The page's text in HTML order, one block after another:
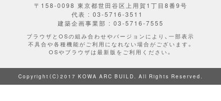
〒158-0098 東京都世田谷区上用賀1丁目8番9号
代表 : 03-5716-3511
建築企画事業部 : 03-5716-7555
ブラウザとOSの組み合わせやバージョンにより、一部表示
不具合や各種機能がご利用になれない場合がございます。
OSやブラウザは最新版をご利用ください。
Copyright（C）2017 KOWA ARC BUILD. All Rights Reserved.